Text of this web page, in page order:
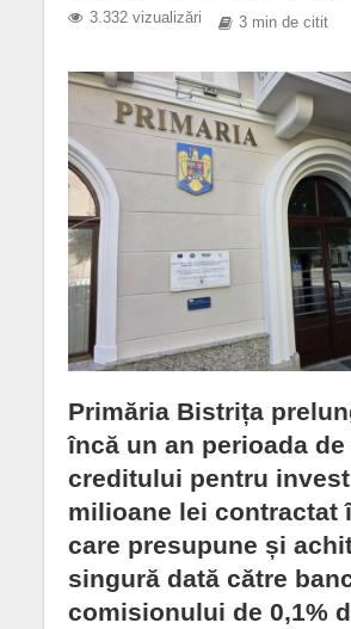
3.332 vizualizări
3 min de citit
Primăria Bistrița
încă un an perioada de
creditului pentru
milioane lei contractat
care presupune și
singură dată către
comisionului de 0,1%